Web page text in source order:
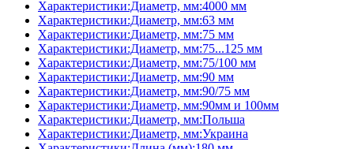
Характеристики:Диаметр, мм:4000 мм
Характеристики:Диаметр, мм:63 мм
Характеристики:Диаметр, мм:75 мм
Характеристики:Диаметр, мм:75...125 мм
Характеристики:Диаметр, мм:75/100 мм
Характеристики:Диаметр, мм:90 мм
Характеристики:Диаметр, мм:90/75 мм
Характеристики:Диаметр, мм:90мм и 100мм
Характеристики:Диаметр, мм:Польша
Характеристики:Диаметр, мм:Украина